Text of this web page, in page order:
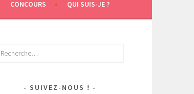
CONCOURS QUI SUIS-JE ?
Rechercher :
SUIVEZ-NOUS !